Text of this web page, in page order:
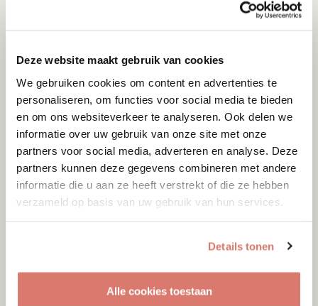
Deze website maakt gebruik van cookies
We gebruiken cookies om content en advertenties te
personaliseren, om functies voor social media te bieden
en om ons websiteverkeer te analyseren. Ook delen we
informatie over uw gebruik van onze site met onze
partners voor social media, adverteren en analyse. Deze
partners kunnen deze gegevens combineren met andere
informatie die u aan ze heeft verstrekt of die ze hebben
verzameld op basis van uw gebruik van hun services.
Details tonen
Alle cookies toestaan